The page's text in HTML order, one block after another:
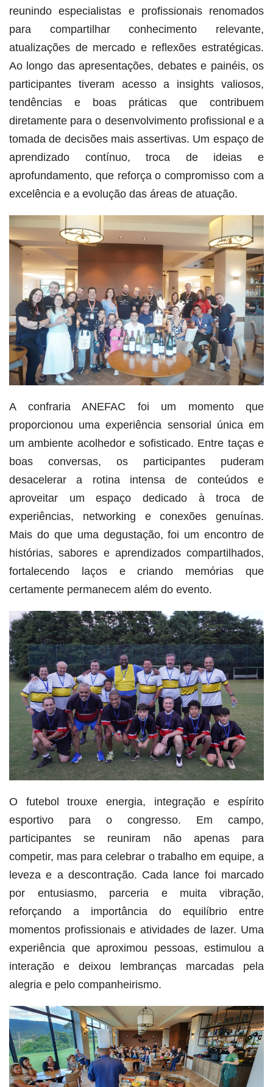
reunindo especialistas e profissionais renomados
para compartilhar conhecimento relevante,
atualizações de mercado e reflexões estratégicas.
Ao longo das apresentações, debates e painéis, os
participantes tiveram acesso a insights valiosos,
tendências e boas práticas que contribuem
diretamente para o desenvolvimento profissional e a
tomada de decisões mais assertivas. Um espaço de
aprendizado contínuo, troca de ideias e
aprofundamento, que reforça o compromisso com a
excelência e a evolução das áreas de atuação.
A confraria ANEFAC foi um momento que
proporcionou uma experiência sensorial única em
um ambiente acolhedor e sofisticado. Entre taças e
boas conversas, os participantes puderam
desacelerar a rotina intensa de conteúdos e
aproveitar um espaço dedicado à troca de
experiências, networking e conexões genuínas.
Mais do que uma degustação, foi um encontro de
histórias, sabores e aprendizados compartilhados,
fortalecendo laços e criando memórias que
certamente permanecem além do evento.
O futebol trouxe energia, integração e espírito
esportivo para o congresso. Em campo,
participantes se reuniram não apenas para
competir, mas para celebrar o trabalho em equipe, a
leveza e a descontração. Cada lance foi marcado
por entusiasmo, parceria e muita vibração,
reforçando a importância do equilíbrio entre
momentos profissionais e atividades de lazer. Uma
experiência que aproximou pessoas, estimulou a
interação e deixou lembranças marcadas pela
alegria e pelo companheirismo.